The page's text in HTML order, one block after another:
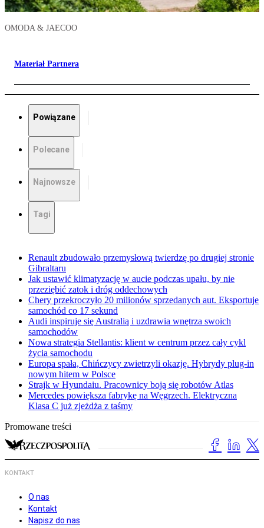
OMODA & JAECOO
Materiał Partnera
Powiązane
Polecane
Najnowsze
Tagi
Renault zbudowało przemysłową twierdzę po drugiej stronie
Gibraltaru
Jak ustawić klimatyzację w aucie podczas upału, by nie
przeziębić zatok i dróg oddechowych
Chery przekroczyło 20 milionów sprzedanych aut. Eksportuje
samochód co 17 sekund
Audi inspiruje się Australią i uzdrawia wnętrza swoich
samochodów
Nowa strategia Stellantis: klient w centrum przez cały cykl
życia samochodu
Europa spała, Chińczycy zwietrzyli okazję. Hybrydy plug-in
nowym hitem w Polsce
Strajk w Hyundaiu. Pracownicy boją się robotów Atlas
Mercedes powiększa fabrykę na Węgrzech. Elektryczna
Klasa C już zjeżdża z taśmy
Promowane treści
KONTAKT
O nas
Kontakt
Napisz do nas